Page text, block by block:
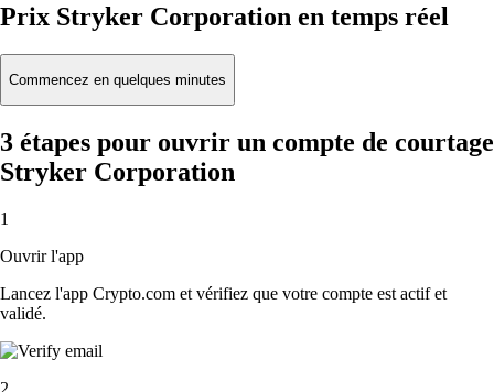
Prix Stryker Corporation en temps réel
Commencez en quelques minutes
3 étapes pour ouvrir un compte de courtage
Stryker Corporation
1
Ouvrir l'app
Lancez l'app Crypto.com et vérifiez que votre compte est actif et
validé.
2